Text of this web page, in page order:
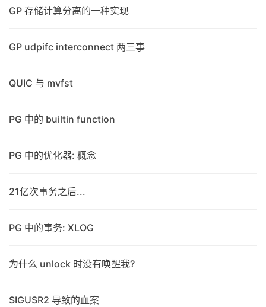
GP 存储计算分离的一种实现
GP udpifc interconnect 两三事
QUIC 与 mvfst
PG 中的 builtin function
PG 中的优化器: 概念
21亿次事务之后...
PG 中的事务: XLOG
为什么 unlock 时没有唤醒我?
SIGUSR2 导致的血案